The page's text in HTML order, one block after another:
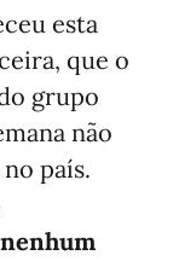
esta
que o
grupo
não
país.